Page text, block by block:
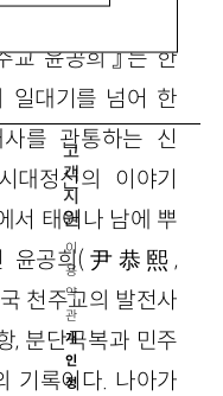
교 윤공희』는 한
일대기를 넘어 한
사를 관통하는 신
대정신의 이야기
서 태어나 남에 뿌
윤공희(尹恭熙,
천주교의 발전사
, 분단극복과 민주
기록이다. 나아가
고
객
지
원
이
용
약
관
개
인
정